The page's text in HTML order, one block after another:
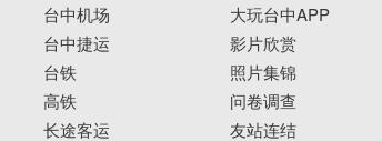
台中机场
台中捷运
台铁
高铁
长途客运
大玩台中APP
影片欣赏
照片集锦
问卷调查
友站连结